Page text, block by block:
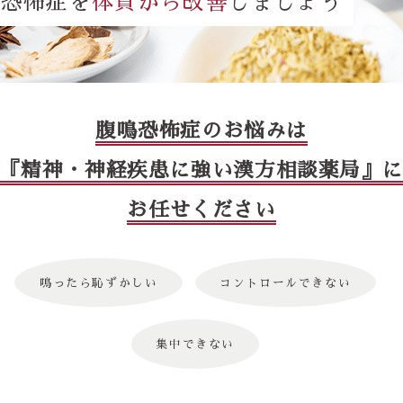
腹鳴恐怖症のお悩みは
『精神・神経疾患に強い漢方相談薬局』に
お任せください
鳴ったら恥ずかしい コントロールできない
集中できない